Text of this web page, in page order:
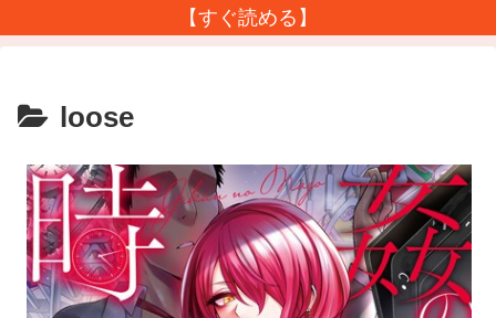
【すぐ読める】
loose